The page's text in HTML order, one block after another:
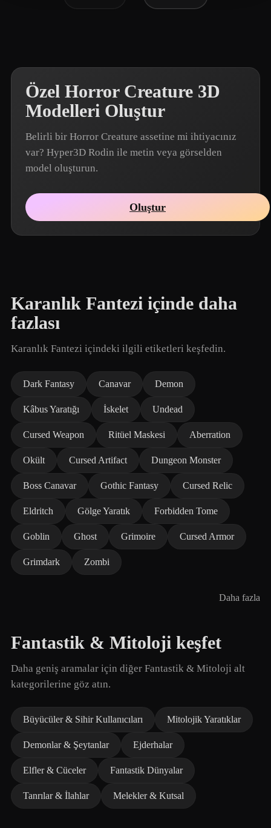
Özel Horror Creature 3D
Modelleri Oluştur
Belirli bir Horror Creature assetine mi ihtiyacınız
var? Hyper3D Rodin ile metin veya görselden
model oluşturun.
Oluştur
Karanlık Fantezi içinde daha
fazlası
Karanlık Fantezi içindeki ilgili etiketleri keşfedin.
Dark Fantasy Canavar Demon
Kâbus Yaratığı İskelet Undead
Cursed Weapon Ritüel Maskesi Aberration
Okült Cursed Artifact Dungeon Monster
Boss Canavar Gothic Fantasy Cursed Relic
Eldritch Gölge Yaratık Forbidden Tome
Goblin Ghost Grimoire Cursed Armor
Grimdark Zombi
Daha fazla
Fantastik & Mitoloji keşfet
Daha geniş aramalar için diğer Fantastik & Mitoloji alt
kategorilerine göz atın.
Büyücüler & Sihir Kullanıcıları Mitolojik Yaratıklar
Demonlar & Şeytanlar Ejderhalar
Elfler & Cüceler Fantastik Dünyalar
Tanrılar & İlahlar Melekler & Kutsal